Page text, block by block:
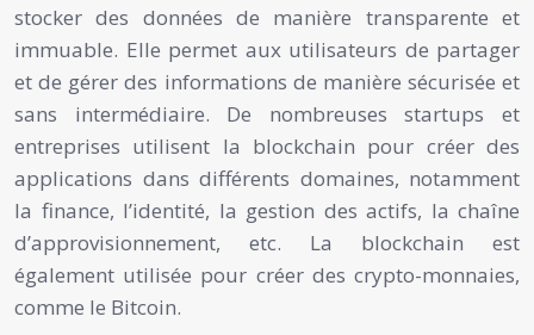
stocker des données de manière transparente et
immuable. Elle permet aux utilisateurs de partager
et de gérer des informations de manière sécurisée et
sans intermédiaire. De nombreuses startups et
entreprises utilisent la blockchain pour créer des
applications dans différents domaines, notamment
la finance, l’identité, la gestion des actifs, la chaîne
d’approvisionnement, etc. La blockchain est
également utilisée pour créer des crypto-monnaies,
comme le Bitcoin.